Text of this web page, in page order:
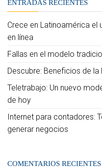
ENTRADAS RECIENTES
Crece en Latinoamérica
en línea
Fallas en el modelo
Descubre: Beneficios de
Teletrabajo: Un nuevo
de hoy
Internet para contadores:
generar negocios
COMENTARIOS RECIENTES